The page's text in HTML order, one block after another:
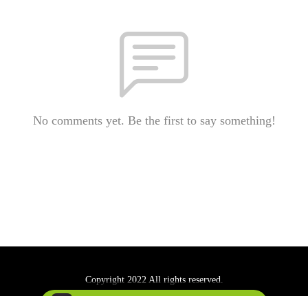
No comments yet. Be the first to say something!
Copyright 2022 All rights reserved.